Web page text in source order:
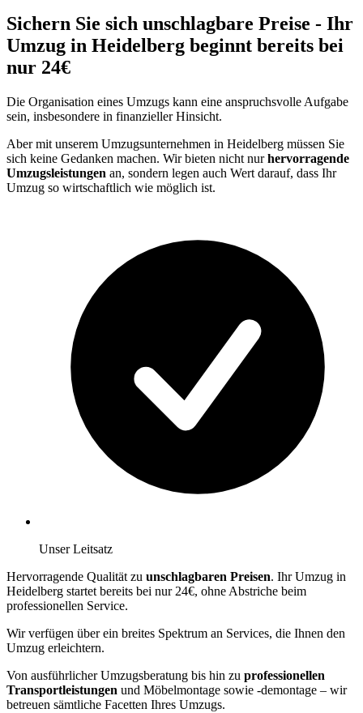
Sichern Sie sich unschlagbare Preise - Ihr
Umzug in Heidelberg beginnt bereits bei
nur 24€
Die Organisation eines Umzugs kann eine anspruchsvolle Aufgabe
sein, insbesondere in finanzieller Hinsicht.
Aber mit unserem Umzugsunternehmen in Heidelberg müssen Sie
sich keine Gedanken machen. Wir bieten nicht nurhervorragende
Umzugsleistungen an, sondern legen auch Wert darauf, dass Ihr
Umzug so wirtschaftlich wie möglich ist.
Unser Leitsatz
Hervorragende Qualität zu unschlagbaren Preisen. Ihr Umzug in
Heidelberg startet bereits bei nur 24€, ohne Abstriche beim
professionellen Service.
Wir verfügen über ein breites Spektrum an Services, die Ihnen den
Umzug erleichtern.
Von ausführlicher Umzugsberatung bis hin zu professionellen
Transportleistungen und Möbelmontage sowie -demontage – wir
betreuen sämtliche Facetten Ihres Umzugs.